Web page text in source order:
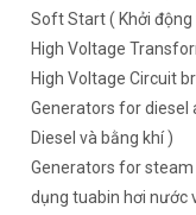
Soft Start ( Khởi động
High Voltage
High Voltage Circuit
Generators for diesel
Diesel và bằng khí )
Generators for
dụng tuabin hơi nước